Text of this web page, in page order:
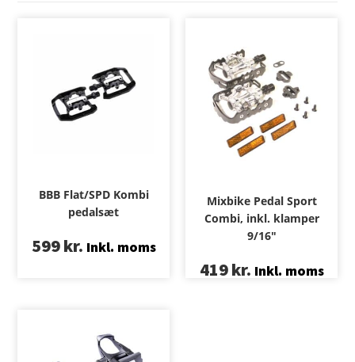
BBB Flat/SPD Kombi
pedalsæt
599kr. Inkl. moms
Mixbike Pedal Sport
Combi, inkl. klamper
9/16″
419kr. Inkl. moms